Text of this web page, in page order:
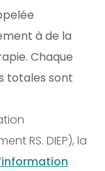
à de la
Chaque
totales sont
RS. DIEP), la